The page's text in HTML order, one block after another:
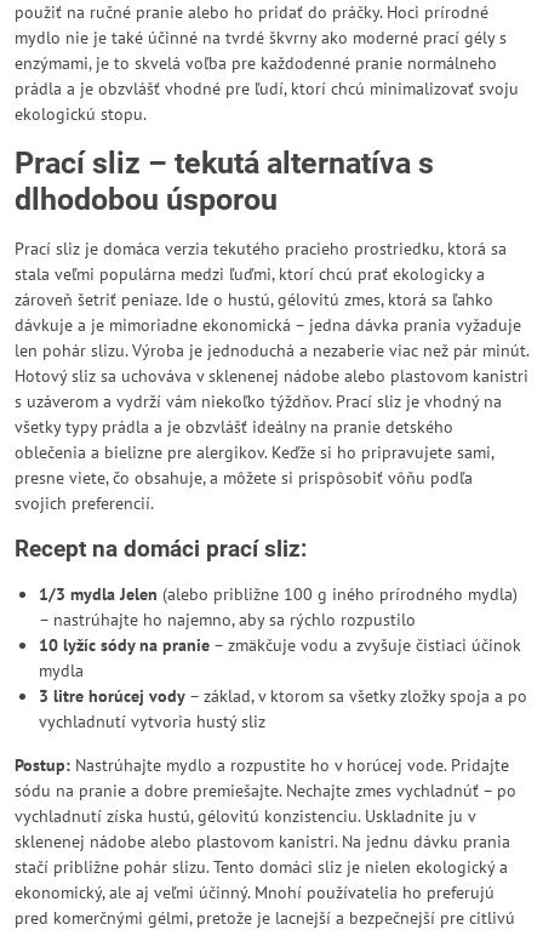
použiť na ručné pranie alebo ho pridať do práčky. Hoci prírodné
mydlo nie je také účinné na tvrdé škvrny ako moderné prací gély s
enzýmami, je to skvelá voľba pre každodenné pranie normálneho
prádla a je obzvlášť vhodné pre ľudí, ktorí chcú minimalizovať svoju
ekologickú stopu.
Prací sliz – tekutá alternatíva s
dlhodobou úsporou
Prací sliz je domáca verzia tekutého pracieho prostriedku, ktorá sa
stala veľmi populárna medzi ľuďmi, ktorí chcú prať ekologicky a
zároveň šetriť peniaze. Ide o hustú, gélovitú zmes, ktorá sa ľahko
dávkuje a je mimoriadne ekonomická – jedna dávka prania vyžaduje
len pohár slizu. Výroba je jednoduchá a nezaberie viac než pár minút.
Hotový sliz sa uchováva v sklenenej nádobe alebo plastovom kanistri
s uzáverom a vydrží vám niekoľko týždňov. Prací sliz je vhodný na
všetky typy prádla a je obzvlášť ideálny na pranie detského
oblečenia a bielizne pre alergikov. Keďže si ho pripravujete sami,
presne viete, čo obsahuje, a môžete si prispôsobiť vôňu podľa
svojich preferencií.
Recept na domáci prací sliz:
1/3 mydla Jelen (alebo približne 100 g iného prírodného mydla)
– nastrúhajte ho najemno, aby sa rýchlo rozpustilo
10 lyžíc sódy na pranie – zmäkčuje vodu a zvyšuje čistiaci účinok
mydla
3 litre horúcej vody – základ, v ktorom sa všetky zložky spoja a po
vychladnutí vytvoria hustý sliz
Postup: Nastrúhajte mydlo a rozpustite ho v horúcej vode. Pridajte
sódu na pranie a dobre premiešajte. Nechajte zmes vychladnúť – po
vychladnutí získa hustú, gélovitú konzistenciu. Uskladnite ju v
sklenenej nádobe alebo plastovom kanistri. Na jednu dávku prania
stačí približne pohár slizu. Tento domáci sliz je nielen ekologický a
ekonomický, ale aj veľmi účinný. Mnohí používatelia ho preferujú
pred komerčnými gélmi, pretože je lacnejší a bezpečnejší pre citlivú